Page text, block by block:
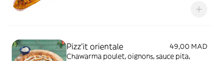
Pizz'it orientale
49,00 MAD
Chawarma poulet, oignons, sauce pita,